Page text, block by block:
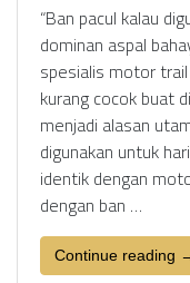
“Ban pacul kalau
dominan aspal
spesialis motor
kurang cocok buat
menjadi alasan
digunakan untuk
identik dengan
dengan ban …
Continue reading